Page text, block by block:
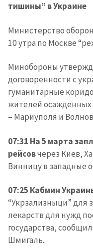
тишины” в Украине
Министерство
10 утра по Москве
Минобороны
договоренности с
гуманитарные
жителей осажденных
– Мариуполя и
07:31 На 5 марта
рейсовчерез Киев,
Винницу в западные
07:25 Кабмин
“Укрзализныци” для
лекарств для нужд
государства,
Шмигаль.